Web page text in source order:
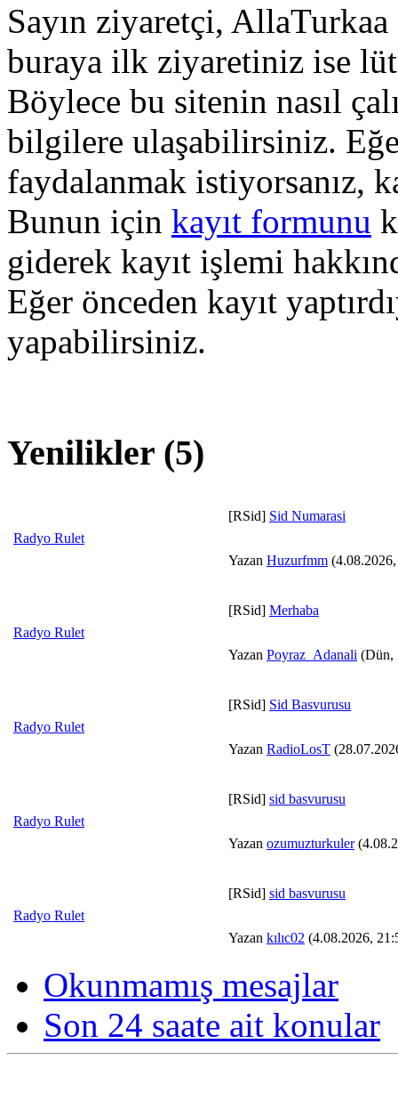
Sayın ziyaretçi,
buraya ilk ziyaretiniz ise
Böylece bu sitenin nasıl
bilgilere ulaşabilirsiniz.
faydalanmak istiyorsanız,
Bunun için kayıt formunu
giderek kayıt işlemi
Eğer önceden kayıt
yapabilirsiniz.
Yenilikler (5)
Radyo Rulet
[RSid] Sid Numarasi
Yazan Huzurfmm
Radyo Rulet
[RSid] Merhaba
Yazan Poyraz_Adanali (Dün,
Radyo Rulet
[RSid] Sid Basvurusu
Yazan RadioLosT
Radyo Rulet
[RSid] sid basvurusu
Yazan ozumuzturkuler
Radyo Rulet
[RSid] sid basvurusu
Yazan kılıc02 (4.08.2026,
Okunmamış mesajlar
Son 24 saate ait konular